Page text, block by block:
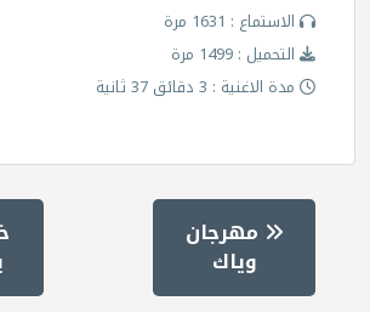
الاستماع : 1631 مرة
التحميل : 1499 مرة
مدة الاغنية : 3 دقائق 37 ثانية
مهرجان
وياك